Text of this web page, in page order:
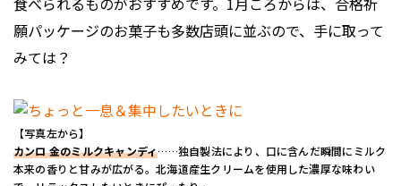
願パッケージのお菓子も多数店頭に並ぶので、手に取って
みては？
【写真左から】
カンロ 金のミルクキャンディ……独自製法により、口に含んだ瞬間にミルク
本来の香りと甘みが広がる。北海道産生クリームを使用した濃厚な味わい